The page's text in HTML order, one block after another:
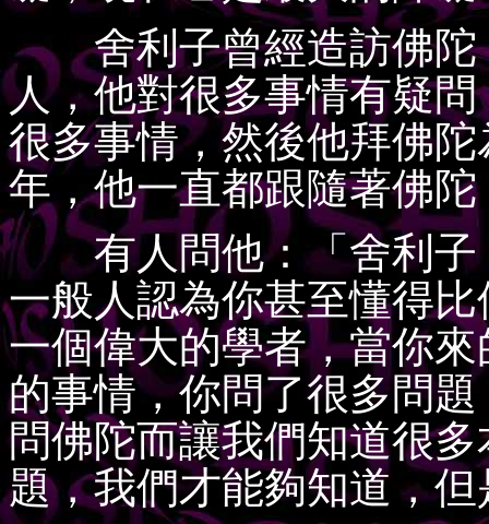
舍利子曾經造訪佛陀
人，他對很多事情有疑
很多事情，然後他拜佛
年，他一直都跟隨著佛
有人問他：「舍利子
一般人認為你甚至懂得
一個偉大的學者，當你
的事情，你問了很多問
問佛陀而讓我們知道很
題，我們才能夠知道，